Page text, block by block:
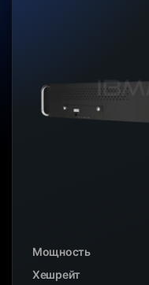
Мощность
Хешрейт